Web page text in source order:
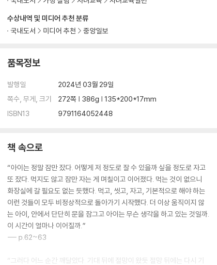
담대하게 더 담대하게 믿어라
잠들어 있는 아이 내면의 빛 깨우기
감정은 빼고 쿨함은 채우고
‘관계’의 바탕이 되는 것
내면아이 치유와 모닝 페이지
점 하나의 위력
계속 실패하겠습니다
나는 걱정 않는 엄마입니다
반드시 끝은 있다는 믿음
멀리멀리 돈 만큼 큰 원이 된다
지금, 오늘을 살자
괜찮아, 내 잘못이 아니야
에필로그
수상내역 및 미디어 추천 분류
국내도서
미디어 추천 중앙일보
품목정보
발행일
2024년 03월 29일
쪽수, 무게, 크기
272쪽 | 386g | 135*200*17mm
ISBN13
9791164052448
책 속으로
“아이는 정말 잠만 잤다. 어떻게 저 정도로 잘 수 있을까 싶을 정도로 자고
또 잤다. 먹지도 않고 잠만 자는 게 며칠이고 이어졌다. 먹는 것이 없으니
화장실에 갈 필요도 없는 듯했다. 먹고, 씻고, 자고, 기본적으로 해야 하는
이런 것들이 모두 비정상적으로 돌아가기 시작했다. 더 이상 움직이지 않
는 아이, 안에서 단단히 문을 잠그고 아이는 무슨 생각을 하고 있는 것일까.
이 시간이 얼마나 이어질까.”
--- p.62~63
“그러다 어느 순간 깨달았다. 기대 뒤에 절망이 왔듯 절망 뒤에는 다시 기